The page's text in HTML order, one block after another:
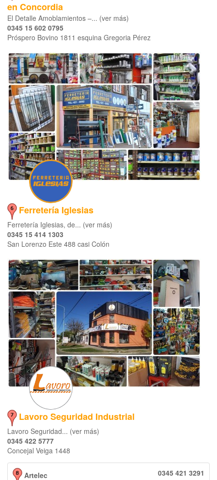
en Concordia
El Detalle Amoblamientos –... (ver más)
0345 15 602 0795
Próspero Bovino 1811 esquina Gregoria Pérez
Ferretería Iglesias
Ferretería Iglesias, de... (ver más)
0345 15 414 1303
San Lorenzo Este 488 casi Colón
Lavoro Seguridad Industrial
Lavoro Seguridad... (ver más)
0345 422 5777
Concejal Veiga 1448
Artelec 0345 421 3291